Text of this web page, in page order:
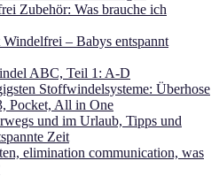
Zubehör: Was brauche ich
– Babys entspannt
ABC, Teil 1: A-D
Stoffwindelsysteme: Überhose
Pocket, All in One
und im Urlaub, Tipps und
Zeit
elimination communication, was